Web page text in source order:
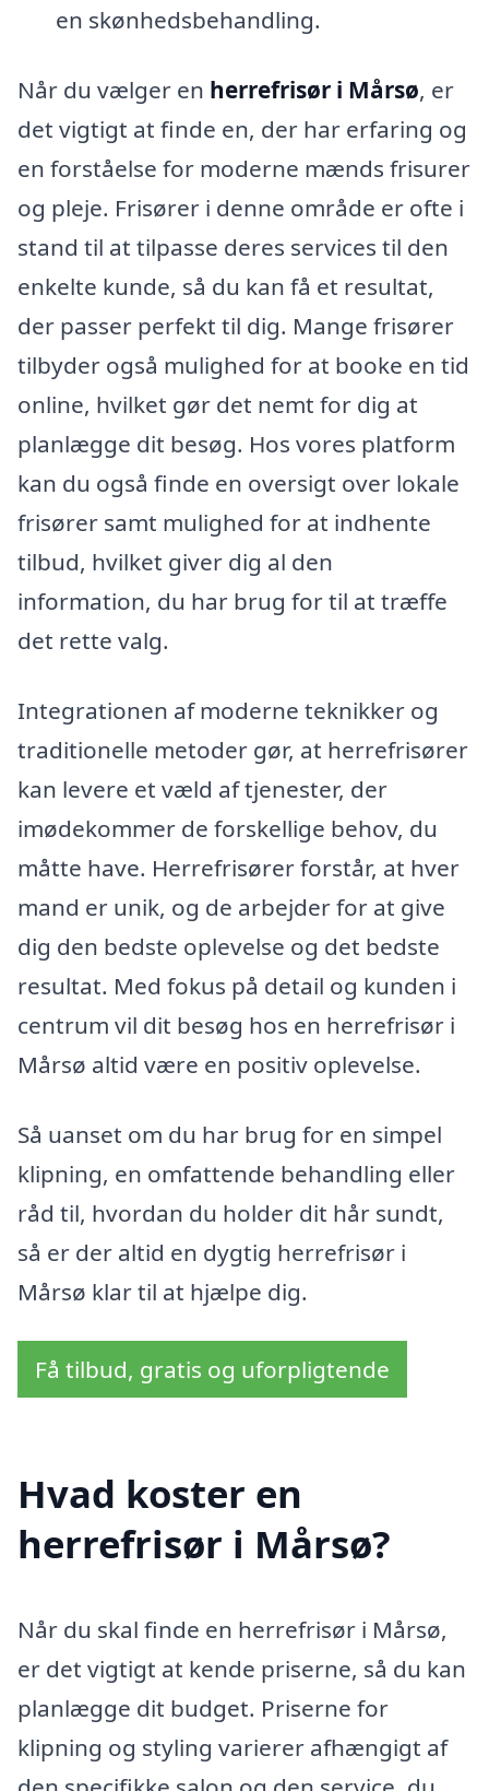
en skønhedsbehandling.
Når du vælger en herrefrisør i Mårsø, er
det vigtigt at finde en, der har erfaring og
en forståelse for moderne mænds frisurer
og pleje. Frisører i denne område er ofte i
stand til at tilpasse deres services til den
enkelte kunde, så du kan få et resultat,
der passer perfekt til dig. Mange frisører
tilbyder også mulighed for at booke en tid
online, hvilket gør det nemt for dig at
planlægge dit besøg. Hos vores platform
kan du også finde en oversigt over lokale
frisører samt mulighed for at indhente
tilbud, hvilket giver dig al den
information, du har brug for til at træffe
det rette valg.
Integrationen af moderne teknikker og
traditionelle metoder gør, at herrefrisører
kan levere et væld af tjenester, der
imødekommer de forskellige behov, du
måtte have. Herrefrisører forstår, at hver
mand er unik, og de arbejder for at give
dig den bedste oplevelse og det bedste
resultat. Med fokus på detail og kunden i
centrum vil dit besøg hos en herrefrisør i
Mårsø altid være en positiv oplevelse.
Så uanset om du har brug for en simpel
klipning, en omfattende behandling eller
råd til, hvordan du holder dit hår sundt,
så er der altid en dygtig herrefrisør i
Mårsø klar til at hjælpe dig.
Få tilbud, gratis og uforpligtende
Hvad koster en
herrefrisør i Mårsø?
Når du skal finde en herrefrisør i Mårsø,
er det vigtigt at kende priserne, så du kan
planlægge dit budget. Priserne for
klipning og styling varierer afhængigt af